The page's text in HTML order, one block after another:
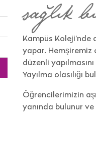
sağlık
Kampüs
yapar. Hemşiremiz
düzenli
Yayılma olasılığı
Öğrencilerimizin
yanında bulunur